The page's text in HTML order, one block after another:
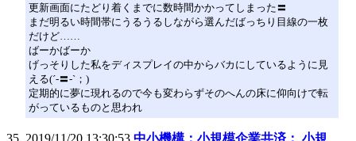
更新画面にたどり着くまでに数時間かかってしまった〓
まだ明るい時間帯にうるうるしながら選んだばっちり目線の一枚
だけど……
ばーかばーか
げっそりした私をディスプレイの中からバカにしているように見
える(´-〓-`；)
定期的に夢に現れるので今も変わらずそのへんの床に仰向けで転
がっているものと思われ
2019/11/20 13:30:53 中小機構：小規模企業共済： 小規